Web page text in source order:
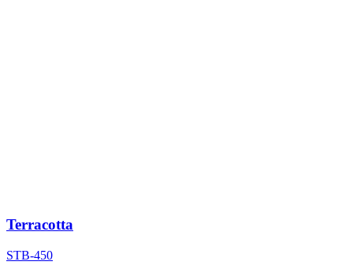
Terracotta
STB-450